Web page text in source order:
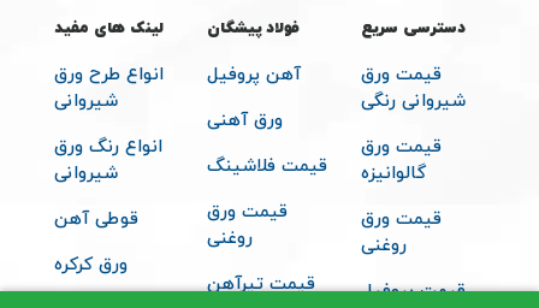
دسترسی سریع
قیمت ورق
شیروانی رنگی
قیمت ورق
گالوانیزه
قیمت ورق
روغنی
قیمت پروفیل
فولاد پیشگان
آهن پروفیل
ورق آهنی
قیمت فلاشینگ
قیمت ورق
روغنی
قیمت تیرآهن
لینک های مفید
انواع طرح ورق
شیروانی
انواع رنگ ورق
شیروانی
قوطی آهن
ورق کرکره